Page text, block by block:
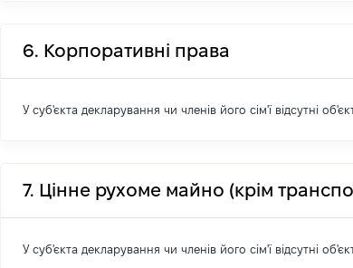
6. Корпоративні права
У суб'єкта декларування чи членів його сім'ї відсутні
7. Цінне рухоме майно (крім
У суб'єкта декларування чи членів його сім'ї відсутні